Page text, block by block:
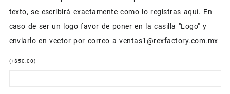
texto, se escribirá exactamente como lo registras aquí. En
caso de ser un logo favor de poner en la casilla "Logo" y
enviarlo en vector por correo a ventas1@rexfactory.com.mx
(+$50.00)